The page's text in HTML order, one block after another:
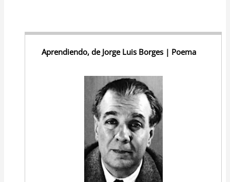
Aprendiendo, de Jorge Luis Borges | Poema